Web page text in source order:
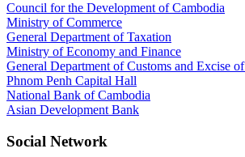
Council for the Development of Cambodia
Ministry of Commerce
General Department of Taxation
Ministry of Economy and Finance
General Department of Customs and Excise
Phnom Penh Capital Hall
National Bank of Cambodia
Asian Development Bank
Social Network